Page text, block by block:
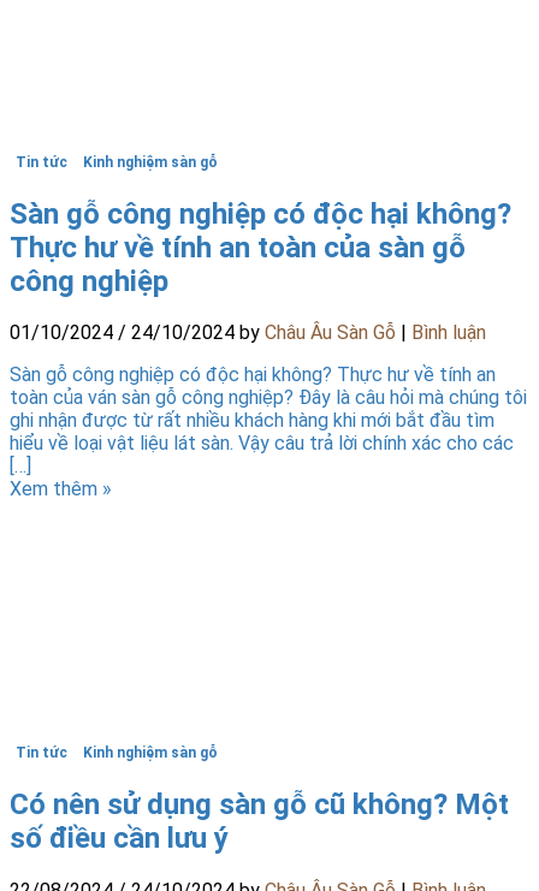
Tin tức Kinh nghiệm sàn gỗ
Sàn gỗ công nghiệp có độc hại không?
Thực hư về tính an toàn của sàn gỗ
công nghiệp
01/10/2024 / 24/10/2024 by Châu Âu Sàn Gỗ
Bình luận
Sàn gỗ công nghiệp có độc hại không? Thực hư về tính an
toàn của ván sàn gỗ công nghiệp? Đây là câu hỏi mà chúng tôi
ghi nhận được từ rất nhiều khách hàng khi mới bắt đầu tìm
hiểu về loại vật liệu lát sàn. Vậy câu trả lời chính xác cho các
[…]
Xem thêm »
Tin tức Kinh nghiệm sàn gỗ
Có nên sử dụng sàn gỗ cũ không? Một
số điều cần lưu ý